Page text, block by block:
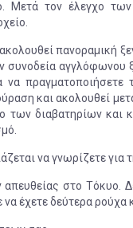
Μετά τον έλεγχο
πανοραμική
αγγλόφωνου
να
και ακολουθεί
των διαβατηρίων και
να γνωρίζετε για
στο Τόκυο.
έχετε δεύτερα ρούχα